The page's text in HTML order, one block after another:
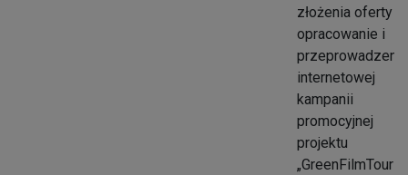
złożenia oferty
opracowanie i
przeprowadzenie
internetowej
kampanii
promocyjnej
projektu